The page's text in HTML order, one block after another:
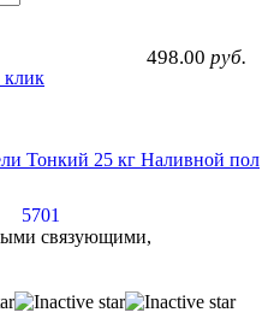
498.00 руб.
клик
Наливной пол
5701
связующими,